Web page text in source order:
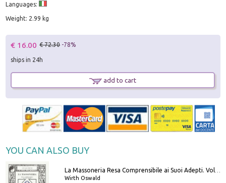
Languages:
Weight: 2.99 kg
€ 16.00 € 72.30 -78%
ships in 24h
add to cart
YOU CAN ALSO BUY
La Massoneria Resa Comprensibile ai Suoi Adepti. Vol. 3: il Maestro.
Wirth Oswald